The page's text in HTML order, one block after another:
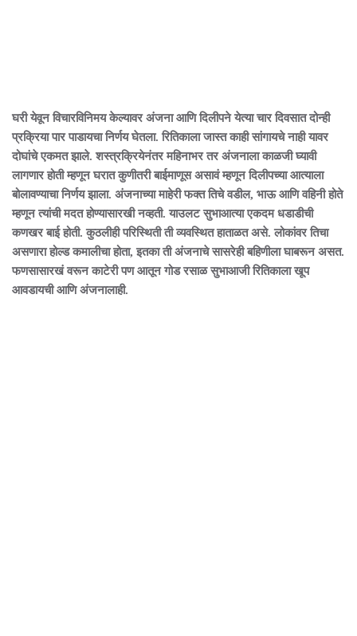
घरी येवून विचारविनिमय केल्यावर अंजना आणि दिलीपने येत्या चार दिवसात दोन्ही
प्रक्रिया पार पाडायचा निर्णय घेतला. रितिकाला जास्त काही सांगायचे नाही यावर
दोघांचे एकमत झाले. शस्त्रक्रियेनंतर महिनाभर तर अंजनाला काळजी घ्यावी
लागणार होती म्हणून घरात कुणीतरी बाईमाणूस असावं म्हणून दिलीपच्या आत्याला
बोलावण्याचा निर्णय झाला. अंजनाच्या माहेरी फक्त तिचे वडील, भाऊ आणि वहिनी होते
म्हणून त्यांची मदत होण्यासारखी नव्हती. याउलट सुभाआत्या एकदम धडाडीची
कणखर बाई होती. कुठलीही परिस्थिती ती व्यवस्थित हाताळत असे. लोकांवर तिचा
असणारा होल्ड कमालीचा होता, इतका ती अंजनाचे सासरेही बहिणीला घाबरून असत.
फणसासारखं वरून काटेरी पण आतून गोड रसाळ सुभाआजी रितिकाला खूप
आवडायची आणि अंजनालाही.